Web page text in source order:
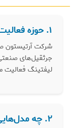
۱. حوزه فعالیت آرتیستون صنعت چیست؟
شرکت آرتیستون
جرثقیل‌های
لیفتینگ فعالیت
۲. چه مدل‌هایی از جرثقیل سقفی تولید می‌کنید؟